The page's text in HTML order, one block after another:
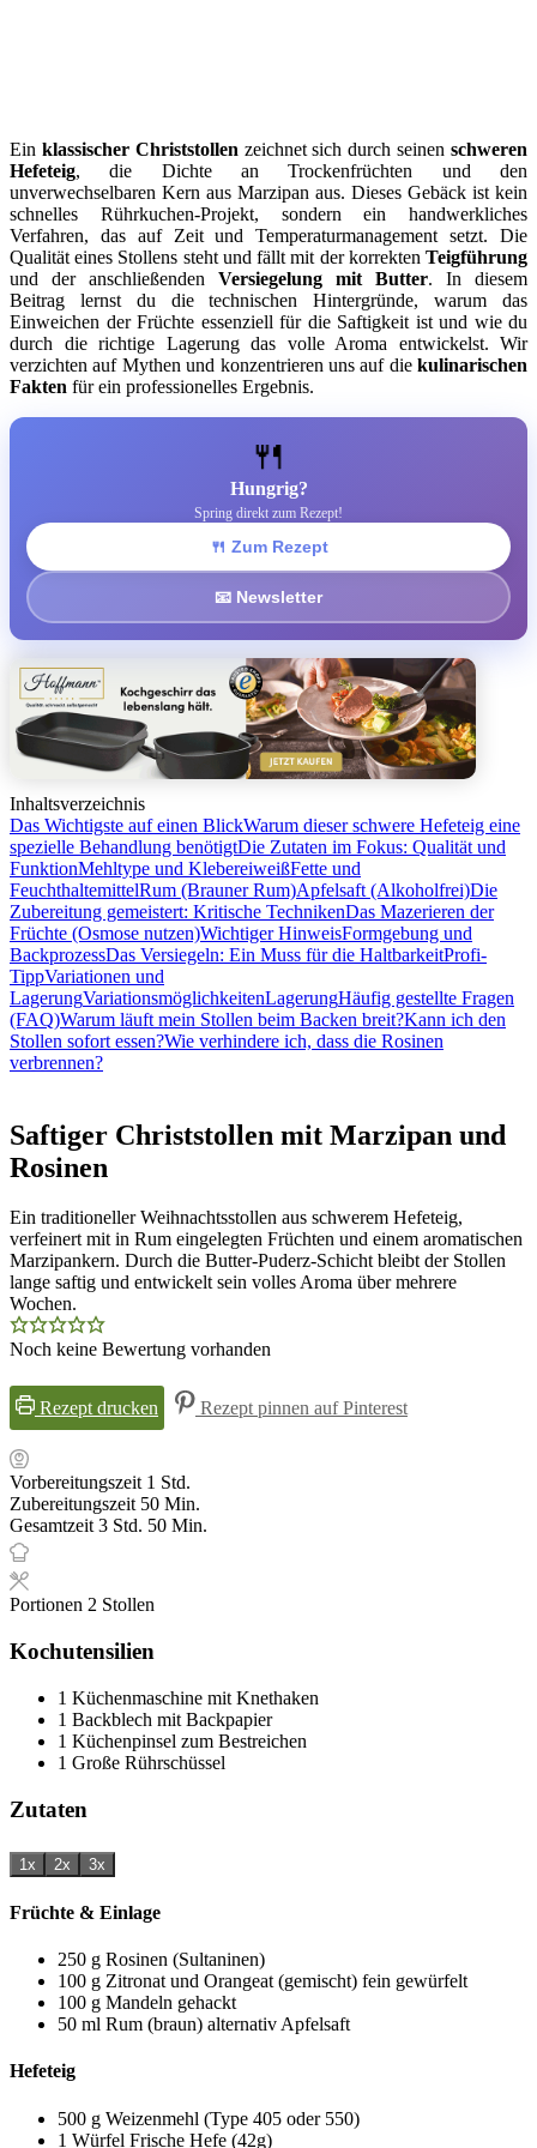
Ein klassischer Christstollenzeichnet sich durch seinenschweren
Hefeteig, die Dichte an Trockenfrüchten und den
unverwechselbaren Kern aus Marzipan aus. Dieses Gebäck ist kein
schnelles Rührkuchen-Projekt, sondern ein handwerkliches
Verfahren, das auf Zeit und Temperaturmanagement setzt. Die
Qualität eines Stollens steht und fällt mit der korrekten Teigführung
und der anschließenden Versiegelung mit Butter. In diesem
Beitrag lernst du die technischen Hintergründe, warum das
Einweichen der Früchte essenziell für die Saftigkeit ist und wie du
durch die richtige Lagerung das volle Aroma entwickelst. Wir
verzichten auf Mythen und konzentrieren uns auf die kulinarischen
Fakten für ein professionelles Ergebnis.
🍴
Hungrig?
Spring direkt zum Rezept!
🍴 Zum Rezept
📧 Newsletter
Inhaltsverzeichnis
Das Wichtigste auf einen BlickWarum dieser schwere Hefeteig eine
spezielle Behandlung benötigtDie Zutaten im Fokus: Qualität und
FunktionMehltype und KlebereiweißFette und
FeuchthaltemittelRum (Brauner Rum)Apfelsaft (Alkoholfrei)Die
Zubereitung gemeistert: Kritische TechnikenDas Mazerieren der
Früchte (Osmose nutzen)Wichtiger HinweisFormgebung und
BackprozessDas Versiegeln: Ein Muss für die HaltbarkeitProfi-
TippVariationen und
LagerungVariationsmöglichkeitenLagerungHäufig gestellte Fragen
(FAQ)Warum läuft mein Stollen beim Backen breit?Kann ich den
Stollen sofort essen?Wie verhindere ich, dass die Rosinen
verbrennen?
Saftiger Christstollen mit Marzipan und
Rosinen
Ein traditioneller Weihnachtsstollen aus schwerem Hefeteig,
verfeinert mit in Rum eingelegten Früchten und einem aromatischen
Marzipankern. Durch die Butter-Puderz-Schicht bleibt der Stollen
lange saftig und entwickelt sein volles Aroma über mehrere
Wochen.
Noch keine Bewertung vorhanden
Rezept drucken Rezept pinnen auf Pinterest
Vorbereitungszeit 1 Stunde
Std.
Zubereitungszeit 50Minuten
Min.
Gesamtzeit3Stunden
Std. 50Minuten
Min.
Portionen 2 Stollen
Kochutensilien
1 Küchenmaschine mit Knethaken
1 Backblech mit Backpapier
1 Küchenpinsel zum Bestreichen
1 Große Rührschüssel
Zutaten
1x 2x 3x
Früchte & Einlage
250 g Rosinen (Sultaninen)
100 g Zitronat und Orangeat (gemischt) fein gewürfelt
100 g Mandeln gehackt
50 ml Rum (braun) alternativ Apfelsaft
Hefeteig
500 g Weizenmehl (Type 405 oder 550)
1 Würfel Frische Hefe (42g)